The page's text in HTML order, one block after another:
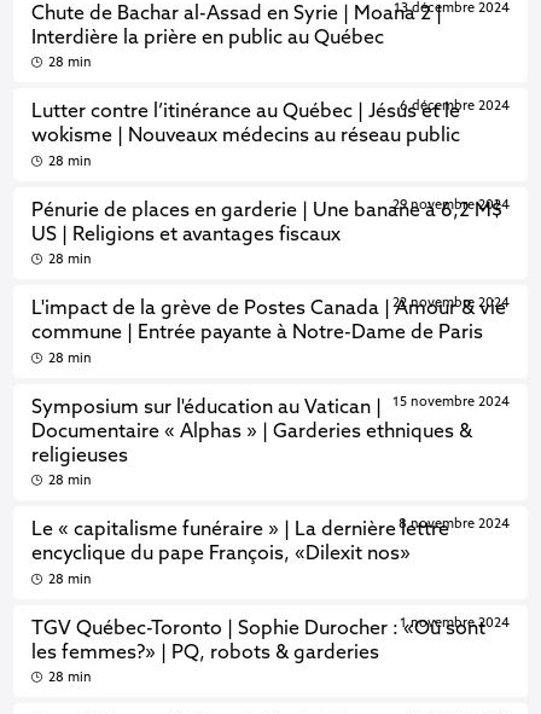
Chute de Bachar al-Assad en Syrie | Moana 2 |
Interdière la prière en public au Québec
13 décembre 2024
28 min
Lutter contre l’itinérance au Québec | Jésus et le
wokisme | Nouveaux médecins au réseau public
6 décembre 2024
28 min
Pénurie de places en garderie | Une banane à 6,2 M$
US | Religions et avantages fiscaux
29 novembre 2024
28 min
L'impact de la grève de Postes Canada | Amour & vie
commune | Entrée payante à Notre-Dame de Paris
22 novembre 2024
28 min
Symposium sur l'éducation au Vatican |
Documentaire « Alphas » | Garderies ethniques &
religieuses
15 novembre 2024
28 min
Le « capitalisme funéraire » | La dernière lettre
encyclique du pape François, «Dilexit nos»
8 novembre 2024
28 min
TGV Québec-Toronto | Sophie Durocher : «Où sont
les femmes?» | PQ, robots & garderies
1 novembre 2024
28 min